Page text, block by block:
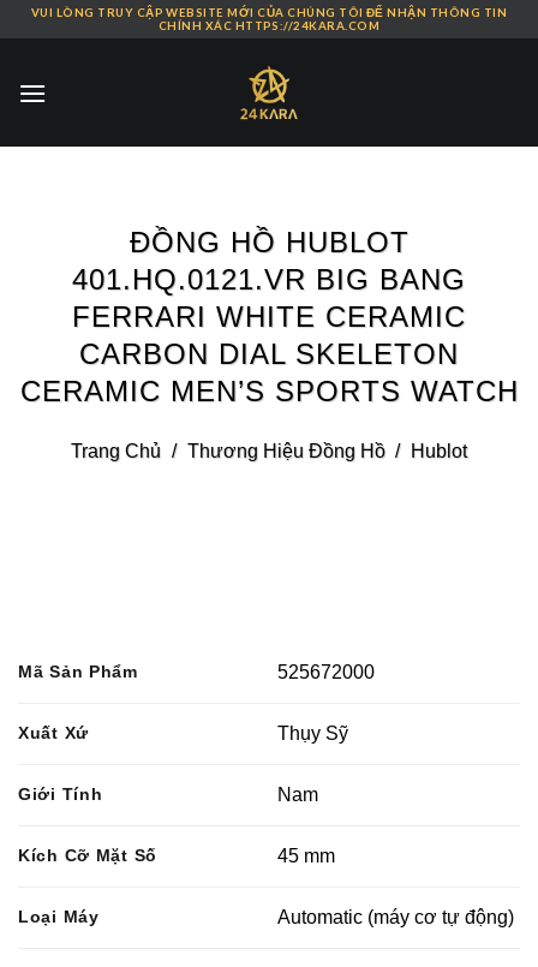
Skip
content
VUI LÒNG TRUY CẬP WEBSITE MỚI CỦA CHÚNG TÔI ĐỂ NHẬN THÔNG TIN
CHÍNH XÁC HTTPS://24KARA.COM
ĐỒNG HỒ HUBLOT
401.HQ.0121.VR BIG BANG
FERRARI WHITE CERAMIC
CARBON DIAL SKELETON
CERAMIC MEN’S SPORTS WATCH
Trang Chủ / Thương Hiệu Đồng Hồ / Hublot
Mã Sản Phẩm 525672000
Xuất Xứ Thụy Sỹ
Giới Tính Nam
Kích Cỡ Mặt Số 45 mm
Loại Máy Automatic (máy cơ tự động)